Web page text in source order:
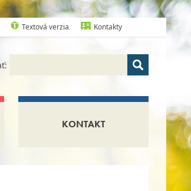
Textová verzia Kontakty
KONTAKT